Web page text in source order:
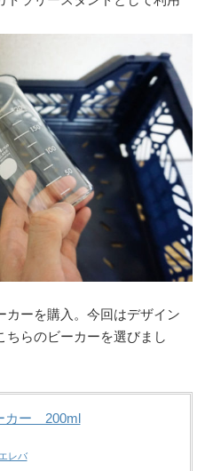
カーを購入。今回はデザイン
ちらのビーカーを選びまし
カー 200ml
レバ